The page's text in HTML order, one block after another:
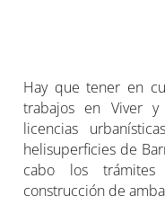
Hay que tener en
trabajos en Viver
licencias
helisuperficies de
cabo los trámites
construcción de